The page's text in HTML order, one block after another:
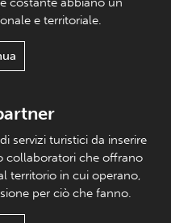
e territoriale.
servizi turistici da inserire
collaboratori che offrano
territorio in cui operano,
per ciò che fanno.